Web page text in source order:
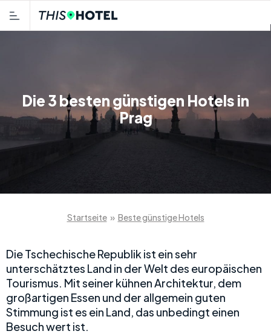
Die 3 besten günstigen Hotels in
Prag
Startseite » Beste günstige Hotels
Die Tschechische Republik ist ein sehr
unterschätztes Land in der Welt des europäischen
Tourismus. Mit seiner kühnen Architektur, dem
großartigen Essen und der allgemein guten
Stimmung ist es ein Land, das unbedingt einen
Besuch wert ist.